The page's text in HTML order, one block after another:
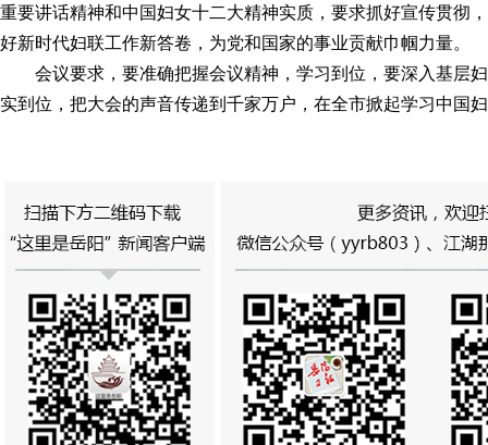
重要讲话精神和中国妇女十二大精神实质，要求抓好宣传贯彻
好新时代妇联工作新答卷，为党和国家的事业贡献巾帼力量。
会议要求，要准确把握会议精神，学习到位，要深入基层
实到位，把大会的声音传递到千家万户，在全市掀起学习中国